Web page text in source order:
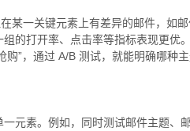
某一关键元素上有差异的邮件，如邮
的打开率、点击率等指标表现更优。
”，通过 A/B 测试，就能明确哪种
元素。例如，同时测试邮件主题、